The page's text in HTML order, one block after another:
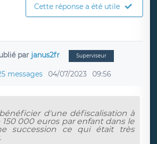
Cette réponse a été utile
par janus2fr Superviseur
messages 04/07/2023 09:56
d'une défiscalisation à
000 euros par enfant dans le
succession ce qui était très